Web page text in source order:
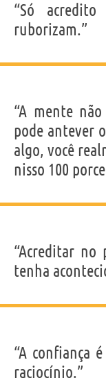
“Só
ruborizam.”
“A mente
pode antever
algo, você
nisso 100
“Acreditar no
tenha
“A confiança
raciocínio.”